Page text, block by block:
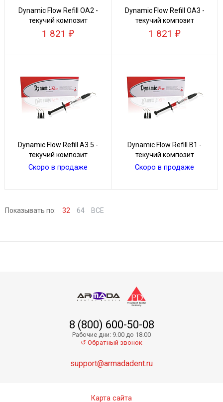
Dynamic Flow Refill ОА2 -
текучий композит
1 821
Dynamic Flow Refill ОА3 -
текучий композит
1 821
Dynamic Flow Refill A3.5 -
текучий композит
Скоро в продаже
Dynamic Flow Refill В1 -
текучий композит
Скоро в продаже
Показывать по: 32 64 ВСЕ
8 (800) 600-50-08
Рабочие дни: 9.00 до 18.00
↺ Обратный звонок
support@armadadent.ru
Карта сайта